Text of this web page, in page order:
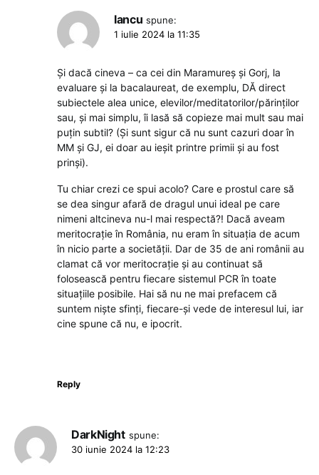
Iancu spune:
1 iulie 2024 la 11:35
Și dacă cineva – ca cei din Maramureș și Gorj, la
evaluare și la bacalaureat, de exemplu, DĂ direct
subiectele alea unice, elevilor/meditatorilor/părinților
sau, și mai simplu, îi lasă să copieze mai mult sau mai
puțin subtil? (Și sunt sigur că nu sunt cazuri doar în
MM și GJ, ei doar au ieșit printre primii și au fost
prinși).
Tu chiar crezi ce spui acolo? Care e prostul care să
se dea singur afară de dragul unui ideal pe care
nimeni altcineva nu-l mai respectă?! Dacă aveam
meritocrație în România, nu eram în situația de acum
în nicio parte a societății. Dar de 35 de ani românii au
clamat că vor meritocrație și au continuat să
folosească pentru fiecare sistemul PCR în toate
situațiile posibile. Hai să nu ne mai prefacem că
suntem niște sfinți, fiecare-și vede de interesul lui, iar
cine spune că nu, e ipocrit.
Reply
DarkNight spune:
30 iunie 2024 la 12:23